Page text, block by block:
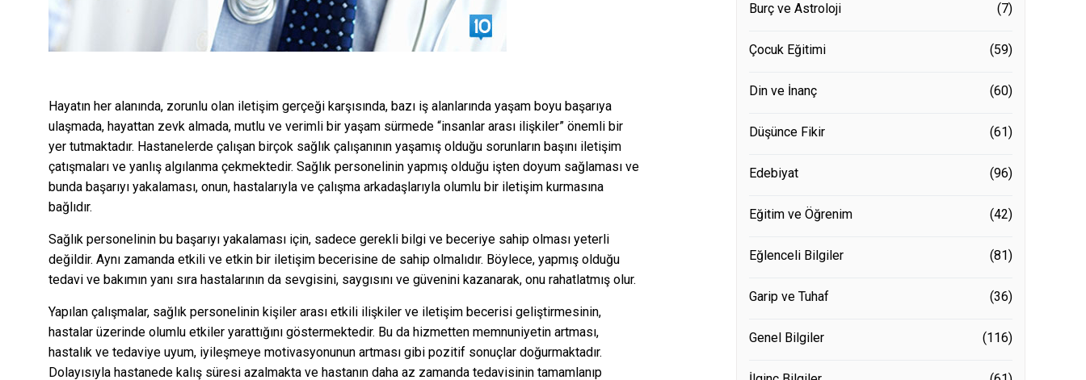
Hayatın her alanında, zorunlu olan iletişim gerçeği karşısında, bazı iş alanlarında yaşam boyu başarıya
ulaşmada, hayattan zevk almada, mutlu ve verimli bir yaşam sürmede “insanlar arası ilişkiler” önemli bir
yer tutmaktadır. Hastanelerde çalışan birçok sağlık çalışanının yaşamış olduğu sorunların başını iletişim
çatışmaları ve yanlış algılanma çekmektedir. Sağlık personelinin yapmış olduğu işten doyum sağlaması ve
bunda başarıyı yakalaması, onun, hastalarıyla ve çalışma arkadaşlarıyla olumlu bir iletişim kurmasına
bağlıdır.
Sağlık personelinin bu başarıyı yakalaması için, sadece gerekli bilgi ve beceriye sahip olması yeterli
değildir. Aynı zamanda etkili ve etkin bir iletişim becerisine de sahip olmalıdır. Böylece, yapmış olduğu
tedavi ve bakımın yanı sıra hastalarının da sevgisini, saygısını ve güvenini kazanarak, onu rahatlatmış olur.
Yapılan çalışmalar, sağlık personelinin kişiler arası etkili ilişkiler ve iletişim becerisi geliştirmesinin,
hastalar üzerinde olumlu etkiler yarattığını göstermektedir. Bu da hizmetten memnuniyetin artması,
hastalık ve tedaviye uyum, iyileşmeye motivasyonunun artması gibi pozitif sonuçlar doğurmaktadır.
Dolayısıyla hastanede kalış süresi azalmakta ve hastanın daha az zamanda tedavisinin tamamlanıp
Burç ve Astroloji (7)
Çocuk Eğitimi (59)
Din ve İnanç (60)
Düşünce Fikir (61)
Edebiyat (96)
Eğitim ve Öğrenim (42)
Eğlenceli Bilgiler (81)
Garip ve Tuhaf (36)
Genel Bilgiler (116)